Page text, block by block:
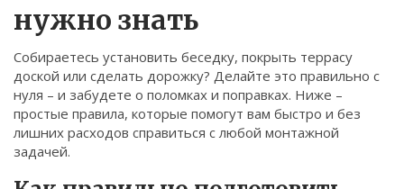
Меню
О нас
Условия использования
Политика конфиденциальности
ФЗ-152
нужно знать
Собираетесь установить беседку, покрыть террасу
доской или сделать дорожку? Делайте это правильно с
нуля – и забудете о поломках и поправках. Ниже –
простые правила, которые помогут вам быстро и без
лишних расходов справиться с любой монтажной
задачей.